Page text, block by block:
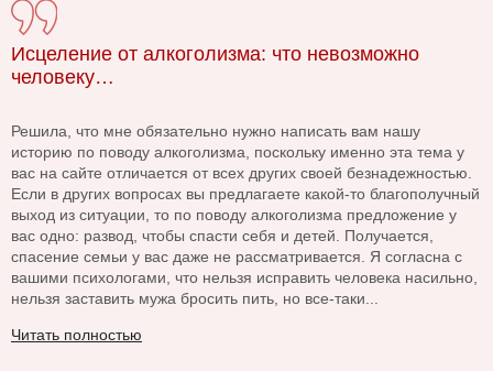
Исцеление от алкоголизма: что невозможно
человеку…
Решила, что мне обязательно нужно написать вам нашу
историю по поводу алкоголизма, поскольку именно эта тема у
вас на сайте отличается от всех других своей безнадежностью.
Если в других вопросах вы предлагаете какой-то благополучный
выход из ситуации, то по поводу алкоголизма предложение у
вас одно: развод, чтобы спасти себя и детей. Получается,
спасение семьи у вас даже не рассматривается. Я согласна с
вашими психологами, что нельзя исправить человека насильно,
нельзя заставить мужа бросить пить, но все-таки...
Читать полностью